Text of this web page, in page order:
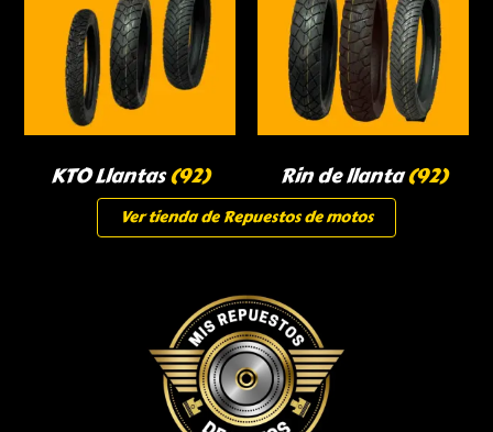
KTO Llantas(92) Rin de llanta(92)
Ver tienda de Repuestos de motos